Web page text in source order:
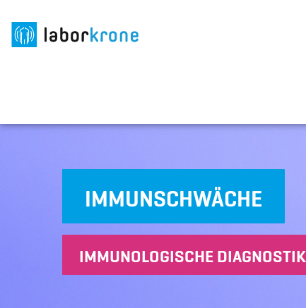
IMMUNSCHWÄCHE
IMMUNOLOGISCHE DIAGNOSTIK